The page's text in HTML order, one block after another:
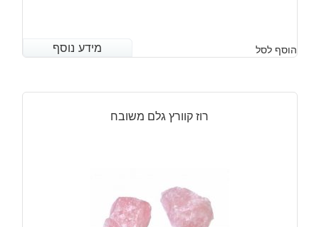
מידע נוסף הוסף לסל מידע נוסף
רוז קוורץ גלם משובח